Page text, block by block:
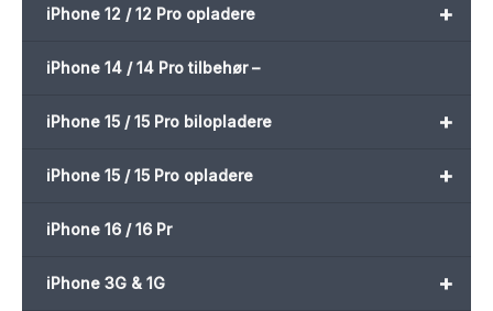
+
iPhone 12 / 12 Pro opladere
iPhone 14 / 14 Pro tilbehør –
+
iPhone 15 / 15 Pro bilopladere
+
iPhone 15 / 15 Pro opladere
iPhone 16 / 16 Pr
+
iPhone 3G & 1G